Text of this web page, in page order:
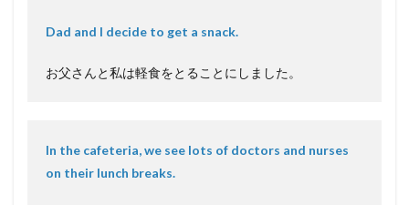
Dad and I decide to get a snack.
お父さんと私は軽食をとることにしました。
In the cafeteria, we see lots of doctors and nurses
on their lunch breaks.